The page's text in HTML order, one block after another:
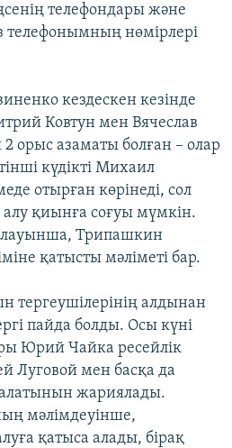
телефондары және
телефонымның нөмірлері
кездескен кезінде
Ковтун мен Вячеслав
орыс азаматы болған – олар
күдікті Михаил
отырған көрінеді, сол
алу қиынға соғуы мүмкін.
Трипашкин
қатысты мәліметі бар.
тергеушілерінің алдынан
пайда болды. Осы күні
Юрий Чайка ресейлік
Луговой мен басқа да
алатынын жариялады.
мәлімдеуінше,
қатыса алады, бірақ